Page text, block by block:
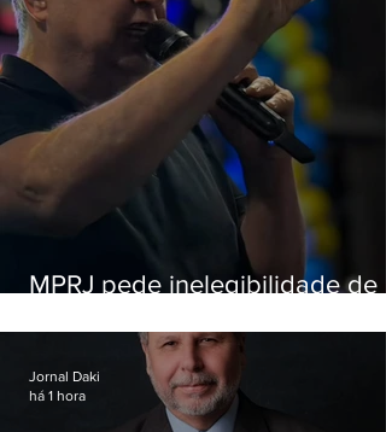
MPRJ pede inelegibilidade de
Jornal Daki
há 1 hora